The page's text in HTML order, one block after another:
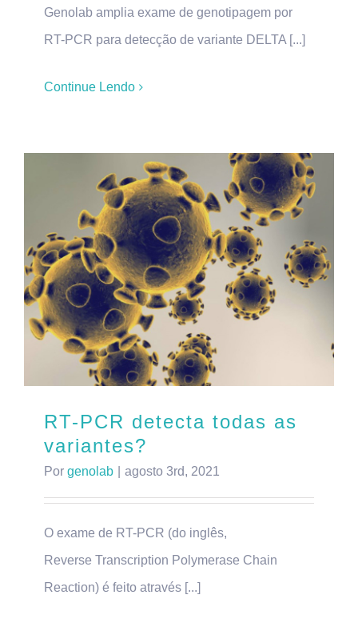
Genolab amplia exame de genotipagem por
RT-PCR para detecção de variante DELTA [...]
Continue Lendo
RT-PCR detecta todas as
variantes?
Por genolab agosto 3rd, 2021
O exame de RT-PCR (do inglês,
Reverse Transcription Polymerase Chain
Reaction) é feito através [...]